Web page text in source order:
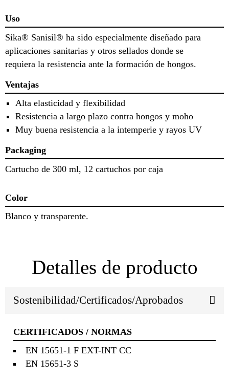
Uso
Sika® Sanisil® ha sido especialmente diseñado para
aplicaciones sanitarias y otros sellados donde se
requiera la resistencia ante la formación de hongos.
Ventajas
Alta elasticidad y flexibilidad
Resistencia a largo plazo contra hongos y moho
Muy buena resistencia a la intemperie y rayos UV
Packaging
Cartucho de 300 ml, 12 cartuchos por caja
Color
Blanco y transparente.
Detalles de producto
Sostenibilidad/Certificados/Aprobados
CERTIFICADOS / NORMAS
EN 15651-1 F EXT-INT CC
EN 15651-3 S